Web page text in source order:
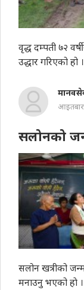
वृद्ध दम्पती ७२
उद्धार गरिएको हो ।
सलोनको
सलोन खत्रीको
मनाउनु भएको हाे ।